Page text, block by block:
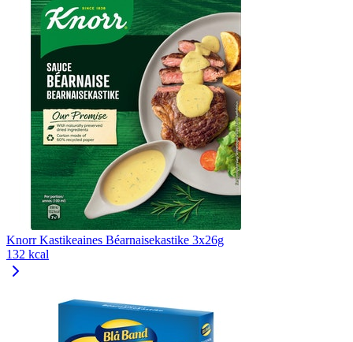
Knorr Kastikeaines Béarnaisekastike 3x26g
132 kcal